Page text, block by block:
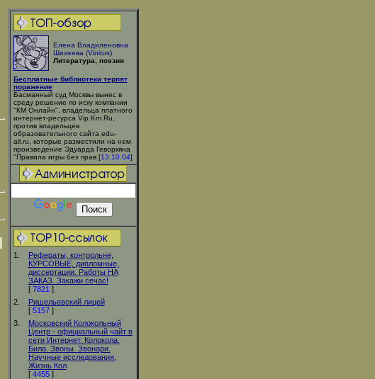
Елена Владиленовна
Шихеева (Vinitus)
Литература, поэзия
Бесплатные библиотеки терпят
поражение
Басманный суд Москвы вынес в
среду решение по иску компании
"КМ Онлайн", владельца платного
интернет-ресурса Vip.Km.Ru,
против владельцев
образовательного сайта edu-
all.ru, которые разместили на нем
произведение Эдуарда Геворкяна
"Правила игры без прав [13.10.04]
1.
Рефераты, контрольне,
КУРСОВЫЕ, дипломные,
диссертации. Работы НА
ЗАКАЗ. Закажи сечас!
[ 7821 ]
2.
Ришельевский лицей
[ 5157]
3.
Московский Колокольный
Центр - официальный чайт в
сети Интернет. Колокола.
Била. Звоны. Звонари.
Научные исследования.
Жизнь Кол
[ 4455]